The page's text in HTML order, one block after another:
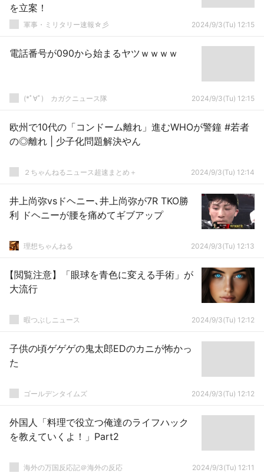
を立案！
軍事・ミリタリー速報☆彡 2024/9/3(Tu) 12:15
電話番号が090から始まるヤツｗｗｗｗ
(*ﾟ∀ﾟ)ゞカガクニュース隊 2024/9/3(Tu) 12:15
欧州で10代の「コンドーム離れ」進むWHOが警鐘 #若者
の◎離れ | 少子化問題解決やん
２ちゃんねるニュース超速まとめ＋ 2024/9/3(Tu) 12:14
井上尚弥vsドヘニー､井上尚弥が7R TKO勝
利 ドヘニーが腰を痛めてギブアップ
理想ちゃんねる 2024/9/3(Tu) 12:13
【閲覧注意】「眼球を青色に変える手術」が
大流行
暇つぶしニュース 2024/9/3(Tu) 12:12
子供の頃ゲゲゲの鬼太郎EDのカニが怖かっ
た
ゴールデンタイムズ 2024/9/3(Tu) 12:12
外国人「料理で役立つ俺達のライフハック
を教えていくよ！」Part2
海外の万国反応記＠海外の反応 2024/9/3(Tu) 12:11